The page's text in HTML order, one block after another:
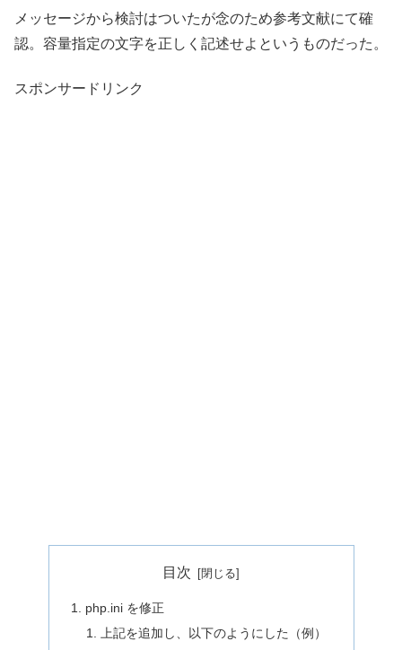
メッセージから検討はついたが念のため参考文献にて確
認。容量指定の文字を正しく記述せよというものだった。
スポンサードリンク
目次
php.ini を修正
上記を追加し、以下のようにした（例）